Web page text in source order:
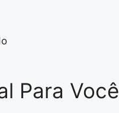
Para Você